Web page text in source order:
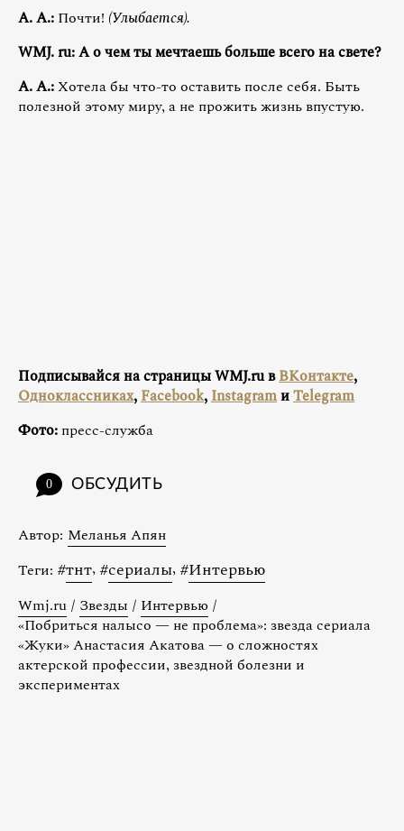
А. А.: Почти! (Улыбается).
WMJ. ru: А о чем ты мечтаешь больше всего на свете?
А. А.:Хотела бы что-то оставить после себя. Быть
полезной этому миру, а не прожить жизнь впустую.
Подписывайся на страницы WMJ.ru вВКонтакте,
Одноклассниках,Facebook,InstagramиTelegram
Фото: пресс-служба
0 ОБСУДИТЬ
Автор: Меланья Апян
Теги: #тнт, #сериалы, #Интервью
Wmj.ru / Звезды / Интервью /
«Побриться налысо — не проблема»: звезда сериала
«Жуки» Анастасия Акатова — о сложностях
актерской профессии, звездной болезни и
экспериментах